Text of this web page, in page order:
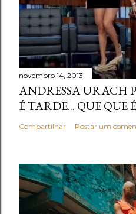
novembro 14, 2013
ANDRESSA URACH
É TARDE... QUE QUE
Compartilhar Postar um